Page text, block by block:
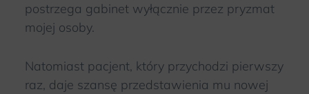
postrzega gabinet wyłącznie przez pryzmat
mojej osoby.
Natomiast pacjent, który przychodzi pierwszy
raz, daje szansę przedstawienia mu nowej